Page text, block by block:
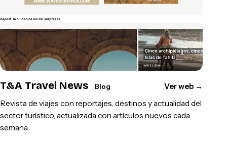
T&A Travel News Blog Ver web →
Revista de viajes con reportajes, destinos y actualidad del
sector turístico, actualizada con artículos nuevos cada
semana.